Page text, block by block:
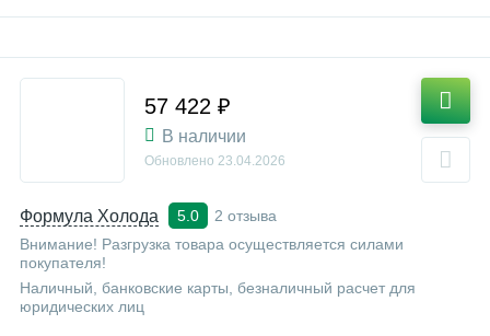
Формула Холода 5.0
2 отзыва
Внимание! Разгрузка товара осуществляется силами
покупателя!
Наличный, банковские карты, безналичный расчет для
юридических лиц
57 422 ₽
В наличии
Обновлено 23.04.2026